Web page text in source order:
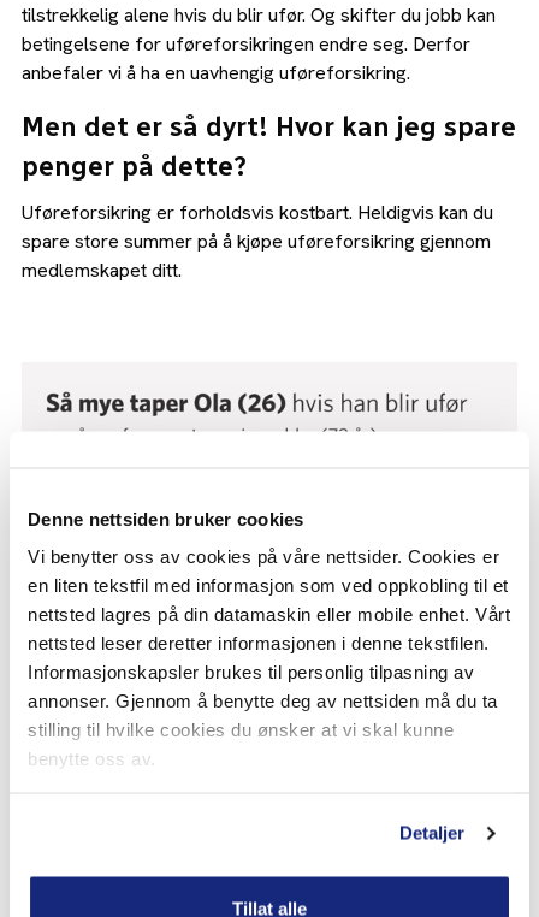
Denne nettsiden bruker cookies
Vi benytter oss av cookies på våre nettsider. Cookies er
en liten tekstfil med informasjon som ved oppkobling til et
nettsted lagres på din datamaskin eller mobile enhet. Vårt
nettsted leser deretter informasjonen i denne tekstfilen.
Informasjonskapsler brukes til personlig tilpasning av
annonser. Gjennom å benytte deg av nettsiden må du ta
stilling til hvilke cookies du ønsker at vi skal kunne
benytte oss av.
Detaljer
Tillat alle
tilstrekkelig alene hvis du blir ufør. Og skifter du jobb kan
betingelsene for uføreforsikringen endre seg. Derfor
anbefaler vi å ha en uavhengig uføreforsikring.
Men det er så dyrt! Hvor kan jeg spare
penger på dette?
Uføreforsikring er forholdsvis kostbart. Heldigvis kan du
spare store summer på å kjøpe uføreforsikring gjennom
medlemskapet ditt.